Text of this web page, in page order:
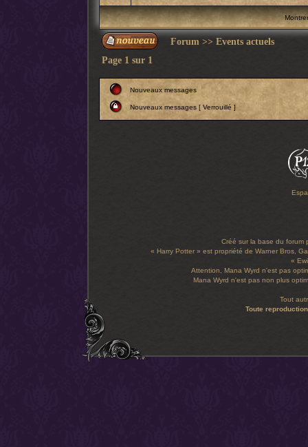
Forum >> Events actuels
Page 1 sur 1
Nouveaux messages
Nouveaux messages [ Verrouillé ]
Créé sur la base du forum
« Harry Potter » est propriété de Warner Bros,
«
Attention, Mana Wyrd n'est pas
Mana Wyrd n'est pas non plus
Tout
Toute